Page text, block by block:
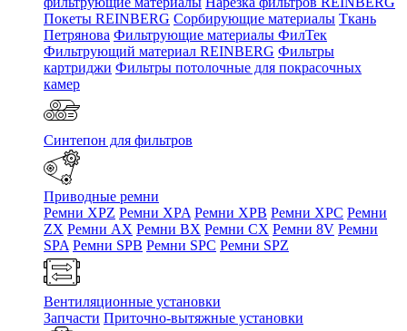
Покеты REINBERG Сорбирующие материалы Ткань
Петрянова Фильтрующие материалы ФилТек
Фильтрующий материал REINBERG Фильтры
картриджи Фильтры потолочные для покрасочных
камер
Синтепон для фильтров
Приводные ремни
Ремни XPZ Ремни XPA Ремни XPB Ремни XPC Ремни
ZX Ремни AX Ремни BX Ремни CX Ремни 8V Ремни
SPA Ремни SPB Ремни SPC Ремни SPZ
Вентиляционные установки
Запчасти Приточно-вытяжные установки